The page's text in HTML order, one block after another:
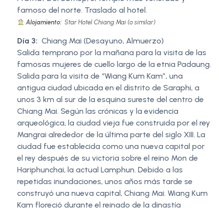
famoso del norte. Traslado al hotel.
Alojamiento: Star Hotel Chiang Mai (o similar)
Día 3: Chiang Mai (Desayuno, Almuerzo)
Salida temprano por la mañana para la visita de las
famosas mujeres de cuello largo de la etnia Padaung.
Salida para la visita de “Wiang Kum Kam”, una
antigua ciudad ubicada en el distrito de Saraphi, a
unos 3 km al sur de la esquina sureste del centro de
Chiang Mai. Según las crónicas y la evidencia
arqueológica, la ciudad vieja fue construida por el rey
Mangrai alrededor de la última parte del siglo XIII. La
ciudad fue establecida como una nueva capital por
el rey después de su victoria sobre el reino Mon de
Hariphunchai, la actual Lamphun. Debido a las
repetidas inundaciones, unos años más tarde se
construyó una nueva capital, Chiang Mai. Wiang Kum
Kam floreció durante el reinado de la dinastía